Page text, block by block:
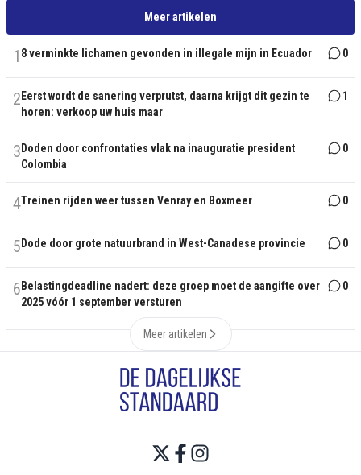
Meer artikelen
1 8 verminkte lichamen gevonden in illegale mijn in Ecuador 0
2 Eerst wordt de sanering verprutst, daarna krijgt dit gezin te
horen: verkoop uw huis maar
1
3 Doden door confrontaties vlak na inauguratie president
Colombia
0
4Treinen rijden weer tussen Venray en Boxmeer 0
5 Dode door grote natuurbrand in West-Canadese provincie 0
6 Belastingdeadline nadert: deze groep moet de aangifte over
2025 vóór 1 september versturen
0
Meer artikelen